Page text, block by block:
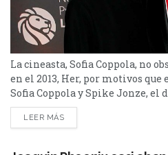
La cineasta, Sofia Coppola, no
en el 2013, Her, por motivos
Sofia Coppola y Spike Jonze, el
casados durante 1999 y 2003.
realizaron producciones
LEER MÁS